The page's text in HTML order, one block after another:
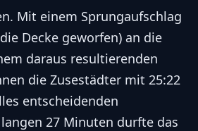
Mit einem Sprungaufschlag
Decke geworfen) an die
daraus resultierenden
die Zusestädter mit 25:22
entscheidenden
27 Minuten durfte das